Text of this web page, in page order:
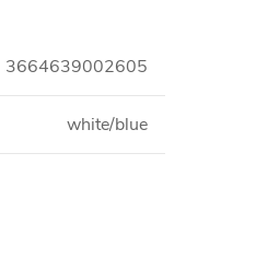
3664639002605
white/blue